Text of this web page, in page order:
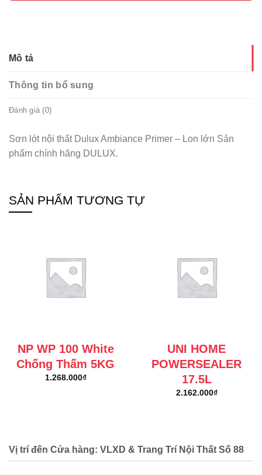
Mô tả
Thông tin bổ sung
Đánh giá (0)
Sơn lót nội thất Dulux Ambiance Primer – Lon lớn Sản
phẩm chính hãng DULUX.
SẢN PHẨM TƯƠNG TỰ
NP WP 100 White
Chống Thấm 5KG
1.268.000₫
UNI HOME
POWERSEALER
17.5L
2.162.000₫
Vị trí đến Cửa hàng: VLXD & Trang Trí Nội Thất Số 88